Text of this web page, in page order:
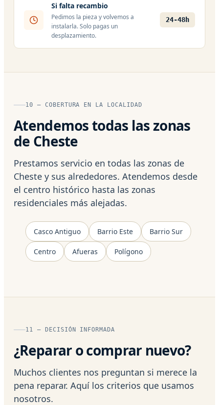
Si falta recambio
Pedimos la pieza y volvemos a
instalarla. Solo pagas un
desplazamiento.
24-48h
10 — COBERTURA EN LA LOCALIDAD
Atendemos todas las zonas
de Cheste
Prestamos servicio en todas las zonas de
Cheste y sus alrededores. Atendemos desde
el centro histórico hasta las zonas
residenciales más alejadas.
Casco Antiguo Barrio Este Barrio Sur
Centro Afueras Polígono
11 — DECISIÓN INFORMADA
¿Reparar o comprar nuevo?
Muchos clientes nos preguntan si merece la
pena reparar. Aquí los criterios que usamos
nosotros.